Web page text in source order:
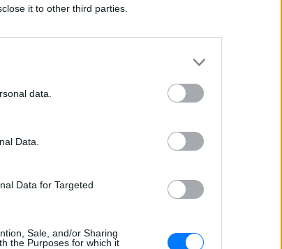
it to other third parties.
data.
Data.
Data for Targeted
Sale, and/or Sharing
the Purposes for which it
Ουκρανία: Βίντεο σοκ με
οδηγείται με τη βία για
ΕΙΔΗΣΕΙΣ
Καύσιμα «φωτιά»: Η βενζίνη
2 ευρώ το λίτρο παρά την
αργού πετρελαίου διεθνώς